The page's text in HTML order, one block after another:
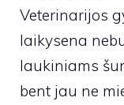
Veterinarijos
laikysena
laukiniams
bent jau ne